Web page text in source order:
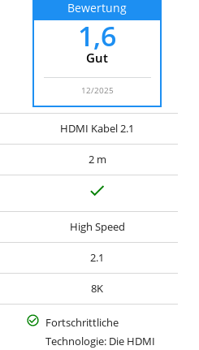
Bewertung
1,6
Gut
12/2025
HDMI Kabel 2.1
2 m
a
High Speed
2.1
8K
Fortschrittliche
Technologie: Die HDMI